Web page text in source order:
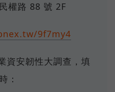
權路 88 號 2F
9f7my4
資安韌性大調查，填
：